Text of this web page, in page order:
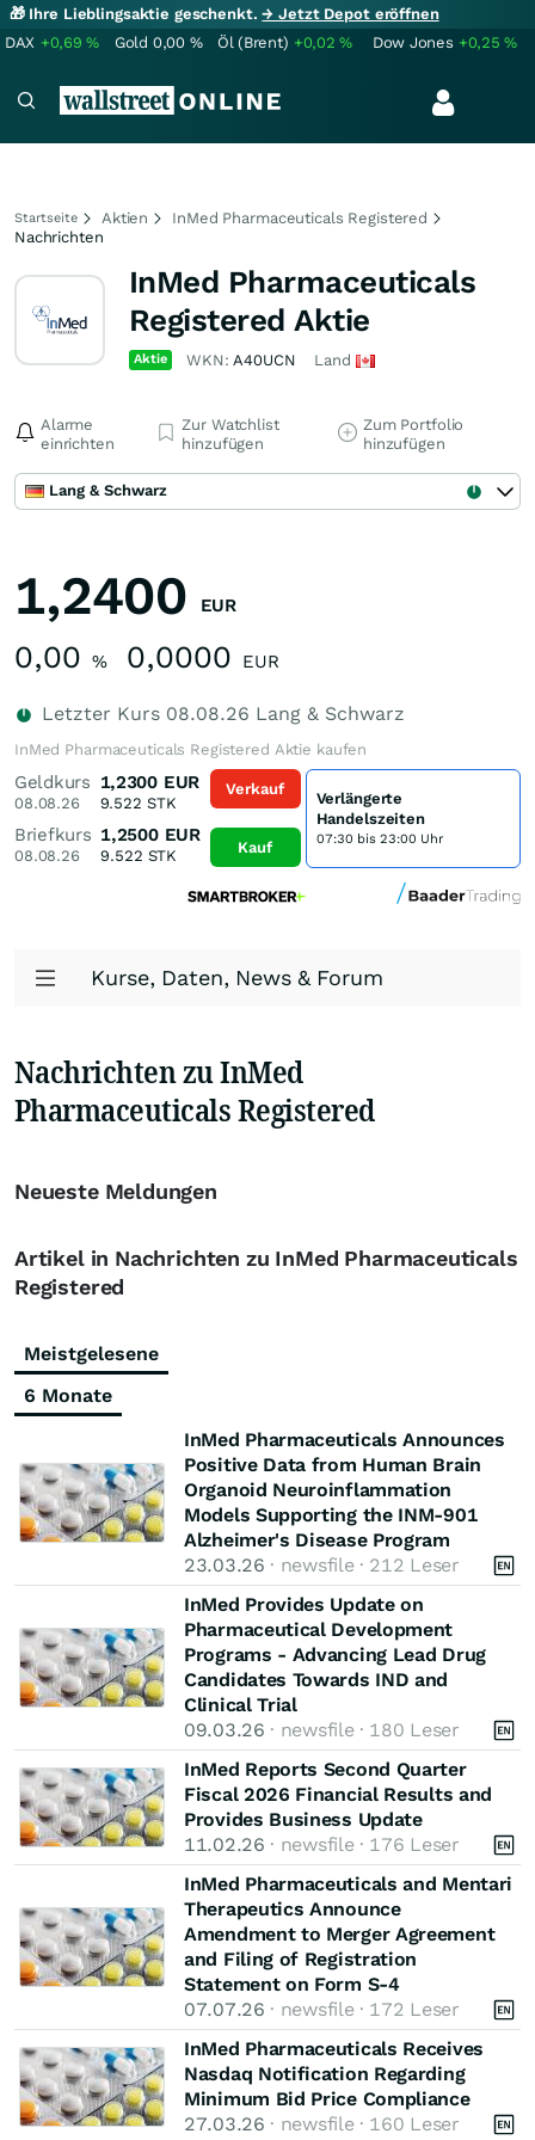
🎁 Ihre Lieblingsaktie geschenkt.→ Jetzt Depot eröffnen
DAX +0,69% Gold 0,00 % Öl (Brent) +0,02% Dow Jones +0,25%
Startseite Aktien
InMed Pharmaceuticals Registered
Nachrichten
InMed Pharmaceuticals
Registered Aktie
Aktie WKN:A40UCN Land
Alarme
einrichten
Zur Watchlist
hinzufügen
Zum Portfolio
hinzufügen
Lang & Schwarz
1,2400 EUR
0,00 % 0,0000 EUR
Letzter Kurs 08.08.26 Lang & Schwarz
InMed Pharmaceuticals Registered Aktie kaufen
Geldkurs
08.08.26
1,2300 EUR
9.522 STK
Briefkurs
08.08.26
1,2500 EUR
9.522 STK
Verkauf
Kauf
Verlängerte
Handelszeiten
07:30 bis 23:00 Uhr
Kurse, Daten, News & Forum
Nachrichten zu InMed
Pharmaceuticals Registered
Neueste Meldungen
Artikel in Nachrichten zu InMed Pharmaceuticals
Registered
Meistgelesene
6 Monate
InMed Pharmaceuticals Announces
Positive Data from Human Brain
Organoid Neuroinflammation
Models Supporting the INM-901
Alzheimer's Disease Program
23.03.26 · newsfile · 212 Leser
InMed Provides Update on
Pharmaceutical Development
Programs - Advancing Lead Drug
Candidates Towards IND and
Clinical Trial
09.03.26 · newsfile · 180 Leser
InMed Reports Second Quarter
Fiscal 2026 Financial Results and
Provides Business Update
11.02.26 · newsfile · 176 Leser
InMed Pharmaceuticals and Mentari
Therapeutics Announce
Amendment to Merger Agreement
and Filing of Registration
Statement on Form S-4
07.07.26 · newsfile · 172 Leser
InMed Pharmaceuticals Receives
Nasdaq Notification Regarding
Minimum Bid Price Compliance
27.03.26 · newsfile · 160 Leser